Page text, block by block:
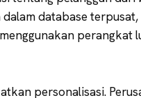
database terpusat,
perangkat
personalisasi.